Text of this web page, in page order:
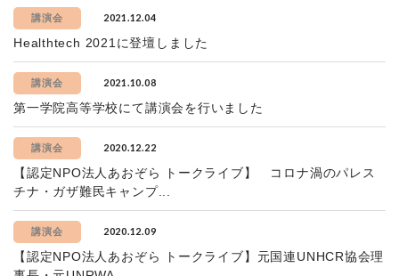
講演会 2021.12.04
Healthtech 2021に登壇しました
講演会 2021.10.08
第一学院高等学校にて講演会を行いました
講演会 2020.12.22
【認定NPO法人あおぞら トークライブ】 コロナ渦のパレス
チナ・ガザ難民キャンプ...
講演会 2020.12.09
【認定NPO法人あおぞら トークライブ】元国連UNHCR協会理